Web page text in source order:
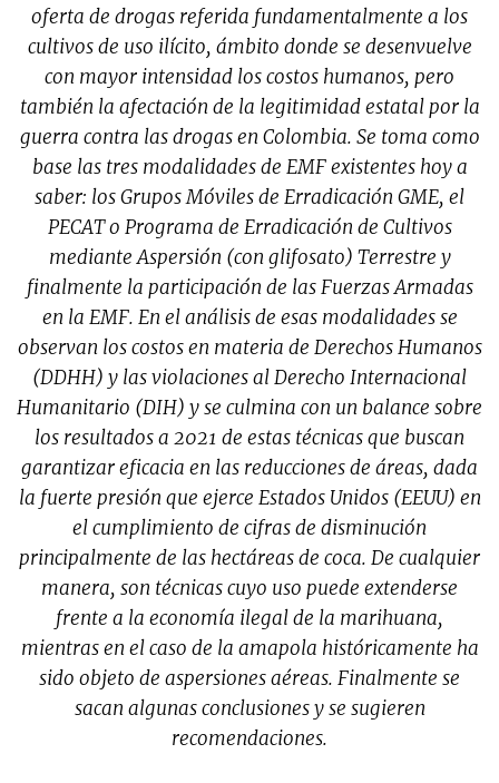
oferta de drogas referida fundamentalmente a los
cultivos de uso ilícito, ámbito donde se desenvuelve
con mayor intensidad los costos humanos, pero
también la afectación de la legitimidad estatal por la
guerra contra las drogas en Colombia. Se toma como
base las tres modalidades de EMF existentes hoy a
saber: los Grupos Móviles de Erradicación GME, el
PECAT o Programa de Erradicación de Cultivos
mediante Aspersión (con glifosato) Terrestre y
finalmente la participación de las Fuerzas Armadas
en la EMF. En el análisis de esas modalidades se
observan los costos en materia de Derechos Humanos
(DDHH) y las violaciones al Derecho Internacional
Humanitario (DIH) y se culmina con un balance sobre
los resultados a 2021 de estas técnicas que buscan
garantizar eficacia en las reducciones de áreas, dada
la fuerte presión que ejerce Estados Unidos (EEUU) en
el cumplimiento de cifras de disminución
principalmente de las hectáreas de coca. De cualquier
manera, son técnicas cuyo uso puede extenderse
frente a la economía ilegal de la marihuana,
mientras en el caso de la amapola históricamente ha
sido objeto de aspersiones aéreas. Finalmente se
sacan algunas conclusiones y se sugieren
recomendaciones.